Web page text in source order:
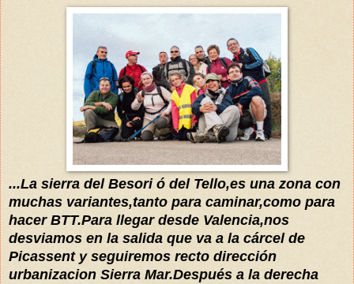
...La sierra del Besori ó del Tello,es una zona con
muchas variantes,tanto para caminar,como para
hacer BTT.Para llegar desde Valencia,nos
desviamos en la salida que va a la cárcelde
Picassent y seguiremos recto dirección
urbanizacion Sierra Mar.Después a la derecha